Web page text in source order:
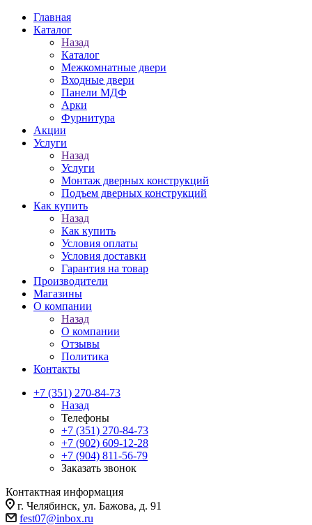
Главная
Каталог
Назад
Каталог
Межкомнатные двери
Входные двери
Панели МДФ
Арки
Фурнитура
Акции
Услуги
Назад
Услуги
Монтаж дверных конструкций
Подъем дверных конструкций
Как купить
Назад
Как купить
Условия оплаты
Условия доставки
Гарантия на товар
Производители
Магазины
О компании
Назад
О компании
Отзывы
Политика
Контакты
+7 (351) 270-84-73
Назад
Телефоны
+7 (351) 270-84-73
+7 (902) 609-12-28
+7 (904) 811-56-79
Заказать звонок
Контактная информация
г. Челябинск, ул. Бажова, д. 91
fest07@inbox.ru